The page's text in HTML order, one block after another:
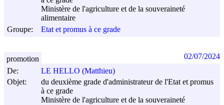
Ministère de l'agriculture et de la souveraineté
alimentaire
Groupe:
Etat et promus à ce grade
De:
LE HELLO (Matthieu)
Objet:
du deuxième grade d'administrateur de l'Etat et promus
à ce grade
Ministère de l'agriculture et de la souveraineté
promotion 02/07/2024